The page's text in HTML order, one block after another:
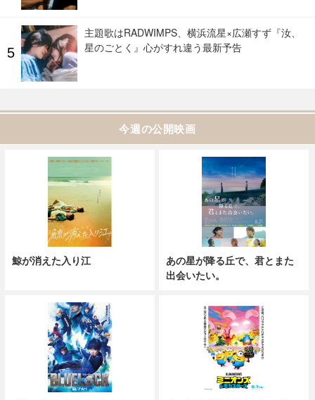
主題歌はRADWIMPS、横浜流星×広瀬すず『汝、
星のごとく』心がすれ違う最新予告
今週の公開映画
鯨が消えた入り江
あの星が降る丘で、君とまた
出会いたい。